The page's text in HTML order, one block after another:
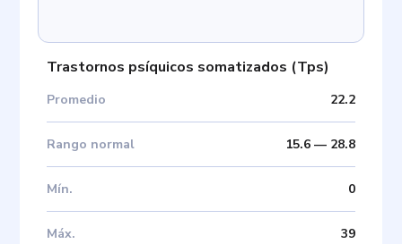
Trastornos psíquicos somatizados (Tps)
Promedio 22.2
Rango normal 15.6— 28.8
Mín. 0
Máx. 39